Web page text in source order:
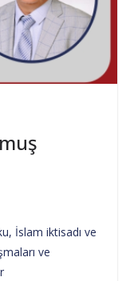
İslam iktisadı ve
ve